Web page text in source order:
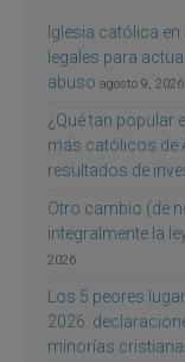
Iglesia católica
legales para
abuso agosto 9, 2026
¿Qué tan popular
más católicos de
resultados de
Otro cambio (de
integralmente la
2026
Los 5 peores
2026:
minorías